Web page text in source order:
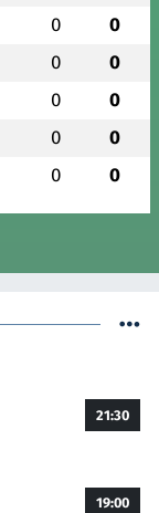
0 0
0 0
0 0
0 0
0 0
21:30
19:00